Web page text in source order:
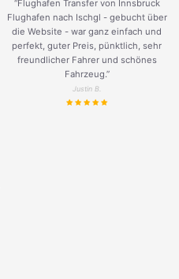
“Flughafen Transfer von Innsbruck
Flughafen nach Ischgl - gebucht über
die Website - war ganz einfach und
perfekt, guter Preis, pünktlich, sehr
freundlicher Fahrer und schönes
Fahrzeug.”
Justin B.